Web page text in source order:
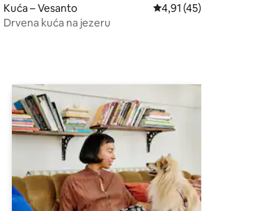
4,97/5, recenzija: 152
Kuća – Vesanto Prosječna ocjena:
4,91 (45)
Drvena kuća na jezeru